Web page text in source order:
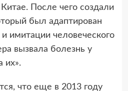
После чего создали
был адаптирован
имитации человеческого
вызвала болезнь у
их».
что еще в 2013 году